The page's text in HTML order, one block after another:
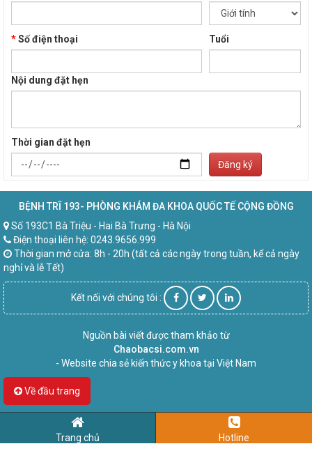
*Số điện thoại Tuổi
Nội dung đặt hẹn
Thời gian đặt hẹn
Đăng ký
BỆNH TRĨ 193- PHÒNG KHÁM ĐA KHOA QUỐC TẾ CỘNG ĐỒNG
Số 193C1 Bà Triệu - Hai Bà Trưng - Hà Nội
Điện thoại liên hệ: 0243.9656.999
Thời gian mở cửa: 8h - 20h (tất cả các ngày trong tuần, kể cả ngày
nghỉ và lễ Tết)
Kết nối với chúng tôi :
Nguồn bài viết được tham khảo từ
Chaobacsi.com.vn
- Website chia sẻ kiến thức y khoa tại Việt Nam
Về đầu trang
Trang chủ
Hotline